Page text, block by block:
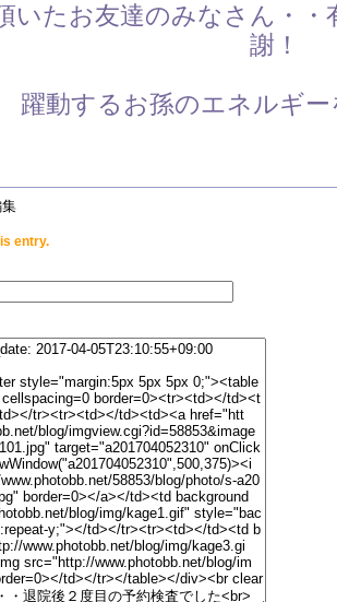
いたお友達のみなさん・
謝！
躍動するお孫のエネルギ
entry.